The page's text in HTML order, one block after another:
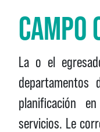
CAMPO
La o el
departamentos
planificación
servicios. Le